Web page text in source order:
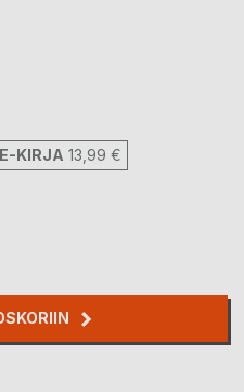
E-KIRJA 13,99 €